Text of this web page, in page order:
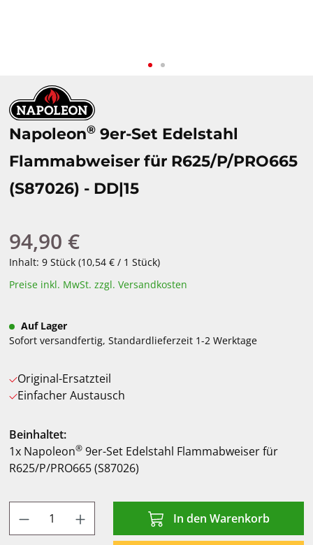
Napoleon® 9er-Set Edelstahl
Flammabweiser für R625/P/PRO665
(S87026) - DD|15
Regulärer Preis:
94,90 €
Inhalt: 9 Stück (10,54 € / 1 Stück)
Preise inkl. MwSt. zzgl. Versandkosten
Auf Lager
Sofort versandfertig, Standardlieferzeit 1-2 Werktage
Original-Ersatzteil
Einfacher Austausch
Beinhaltet:
1x Napoleon® 9er-Set Edelstahl Flammabweiser für
R625/P/PRO665 (S87026)
Produkt Anzahl: Gib den gewünschten
In den Warenkorb